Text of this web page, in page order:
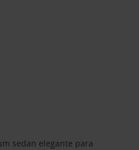
sedan elegante para